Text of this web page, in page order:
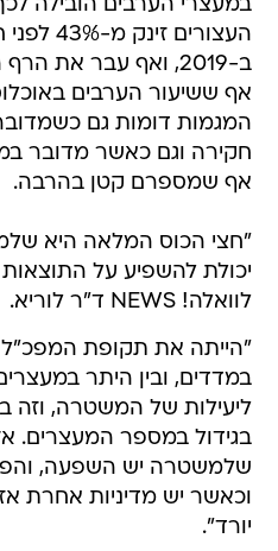
במעצרי הערבים הובילה
ב-2019, ואף עבר את
המגמות דומות גם
חקירה וגם כאשר מדובר
אף שמספרם קטן בהרבה.
"חצי הכוס המלאה היא
יכולת להשפיע על
לוואלה! NEWS ד"ר לוריא.
"הייתה את תקופת המפכ"ל
במדדים, ובין היתר
ליעילות של המשטרה, וזה
בגידול במספר המעצרים.
שלמשטרה יש השפעה,
וכאשר יש מדיניות אחרת
יורד".